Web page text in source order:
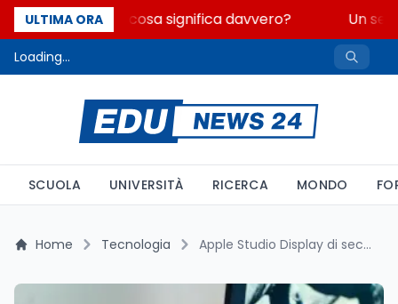
ULTIMA ORA
Fondo perduto: cosa significa davvero? Un
Loading...
SCUOLA UNIVERSITÀ RICERCA MONDO
Home Tecnologia Apple Studio Display di seconda generazione: tutto sulle novità ProMotion 120 Hz, MiniLED e chip A19